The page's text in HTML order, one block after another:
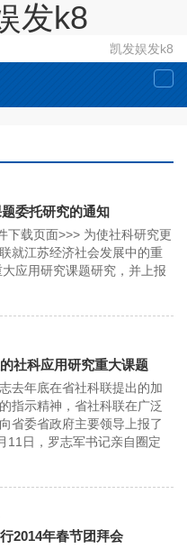
发k8
凯发娱发k8
委托研究的通知
下载页面>>> 为使社科研究更
就江苏经济社会发展中的重
应用研究课题研究，并上报
社科应用研究重大课题
去年底在省社科联提出的加
指示精神，省社科联在广泛
省委省政府主要领导上报了
11日，罗志军书记亲自圈定
2014年春节团拜会